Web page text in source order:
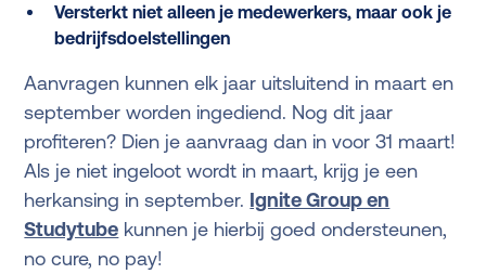
Versterkt niet alleen je medewerkers, maar ook je
bedrijfsdoelstellingen
Aanvragen kunnen elk jaar uitsluitend in maart en
september worden ingediend. Nog dit jaar
profiteren? Dien je aanvraag dan in voor 31 maart!
Als je niet ingeloot wordt in maart, krijg je een
herkansing in september. Ignite Group en
Studytube kunnen je hierbij goed ondersteunen,
no cure, no pay!